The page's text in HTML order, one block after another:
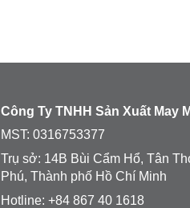
Công Ty TNHH Sản Xuất May
MST: 0316753377
Trụ sở: 14B Bùi Cẩm Hổ, Tân
Phú, Thành phố Hồ Chí Minh
Hotline: +84 867 40 1618